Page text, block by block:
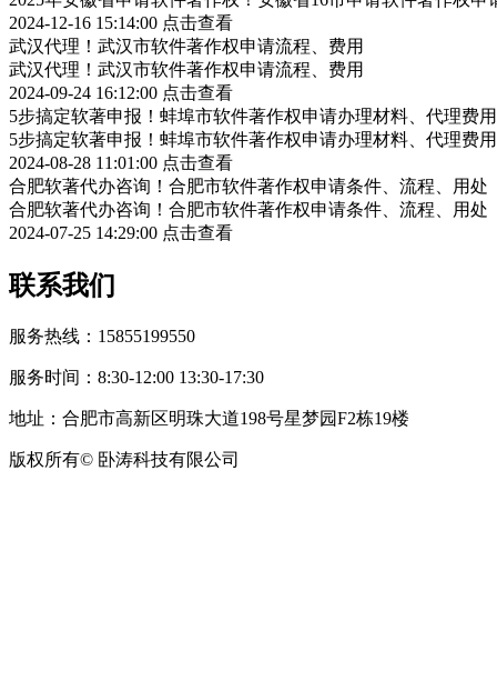
2024-12-16 15:14:00 点击查看
武汉代理！武汉市软件著作权申请流程、费用
武汉代理！武汉市软件著作权申请流程、费用
2024-09-24 16:12:00 点击查看
5步搞定软著申报！蚌埠市软件著作权申请办理材料、代理费用
5步搞定软著申报！蚌埠市软件著作权申请办理材料、代理费用
2024-08-28 11:01:00 点击查看
合肥软著代办咨询！合肥市软件著作权申请条件、流程、用处
合肥软著代办咨询！合肥市软件著作权申请条件、流程、用处
2024-07-25 14:29:00 点击查看
联系我们
服务热线：15855199550
服务时间：8:30-12:00 13:30-17:30
地址：合肥市高新区明珠大道198号星梦园F2栋19楼
版权所有© 卧涛科技有限公司